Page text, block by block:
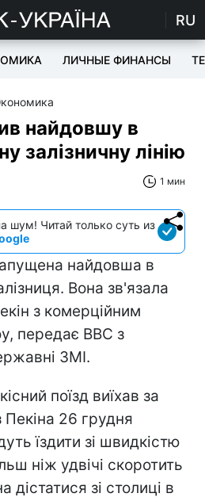
RU
ЛИЧНЫЕ ФИНАНСЫ
найдовшу в
залізничну лінію
1 мин
шум! Читай только суть из
найдовша в
Вона зв'язала
з комерційним
передає BBC з
ЗМІ.
поїзд виїхав за
26 грудня
їздити зі швидкістю
ніж удвічі скоротить
зі столиці в